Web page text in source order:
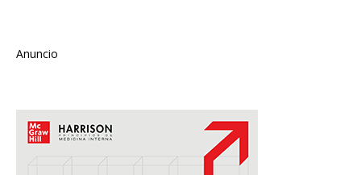
Anuncio